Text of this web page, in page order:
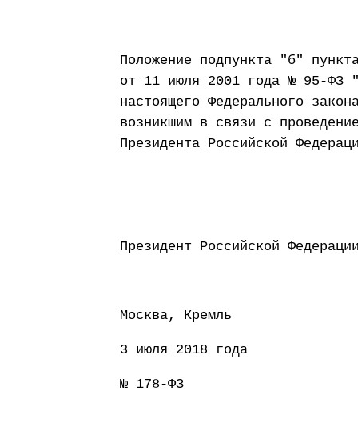
Положение подпункта "б"
от 11 июля 2001 года № 95-ФЗ
настоящего Федерального
возникшим в связи с
Президента Российской
Президент
Москва, Кремль
3 июля 2018 года
№ 178-ФЗ